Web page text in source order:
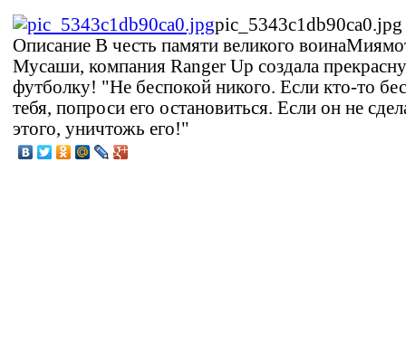
pic_5343c1db90ca0.jpg
Описание В честь памяти великого
Мусаши, компания Ranger Up создала
футболку! "Не беспокой никого. Если кто-то
тебя, попроси его остановиться. Если он не
этого, уничтожь его!"